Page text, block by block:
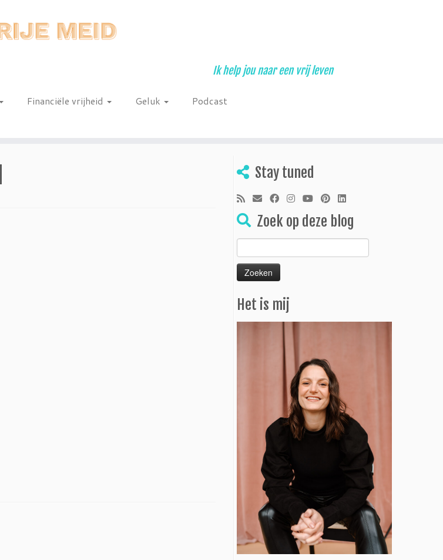
Ik help jou naar een vrij leven
Financiële vrijheid Geluk
Podcast
Stay tuned
Zoek op deze blog
Zoeken
naar:
Het is mij